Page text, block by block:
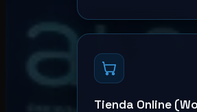
Tienda Online